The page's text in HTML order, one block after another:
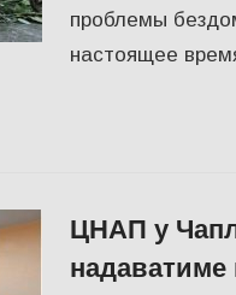
проблемы
настоящее
ЦНАП у
надаватиме